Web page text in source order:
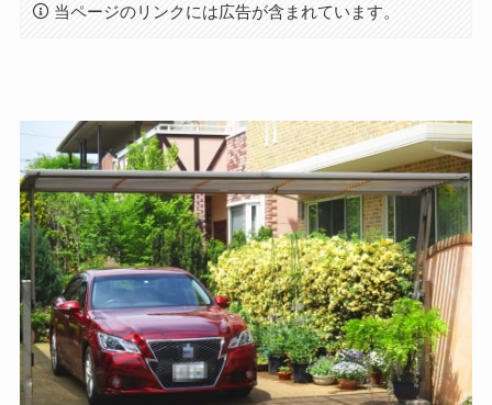
当ページのリンクには広告が含まれています。